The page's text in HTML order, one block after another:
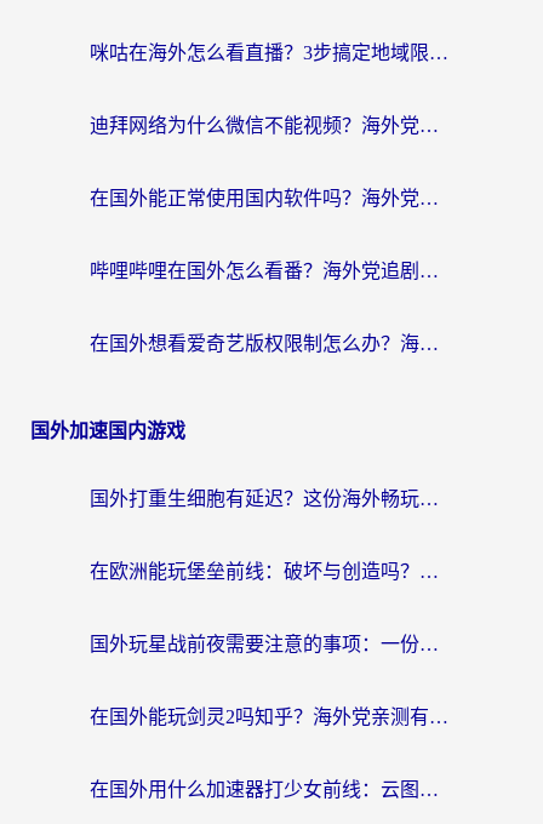
咪咕在海外怎么看直播？3步搞定地域限制，还能畅看腾讯视频与国内热剧
迪拜网络为什么微信不能视频？海外党必看的回国加速全攻略
在国外能正常使用国内软件吗？海外党亲测有效的无缝访问指南
哔哩哔哩在国外怎么看番？海外党追剧看片的终极解决方案
在国外想看爱奇艺版权限制怎么办？海外华人必看的追剧自由指南
国外加速国内游戏
国外打重生细胞有延迟？这份海外畅玩国服游戏加速器终极指南请收好
在欧洲能玩堡垒前线：破坏与创造吗？海外党国服游戏不卡顿的秘密
国外玩星战前夜需要注意的事项：一份来自老玩家的网络生存指南
在国外能玩剑灵2吗知乎？海外党亲测有效的国服游戏加速指南
在国外用什么加速器打少女前线：云图计划不卡？一个老玩家的掏心分享